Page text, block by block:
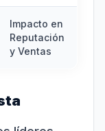
Impacto en
Reputación
y Ventas